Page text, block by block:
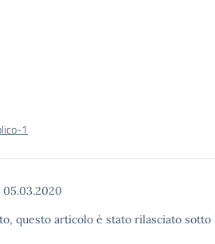
1
05.03.2020
questo articolo è stato rilasciato